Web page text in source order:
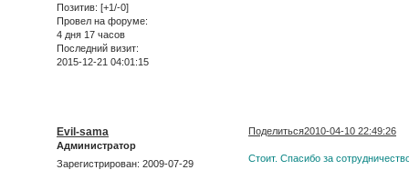
Позитив: [+1/-0]
Провел на форуме:
4 дня 17 часов
Последний визит:
2015-12-21 04:01:15
Поделиться2010-04-10 22:49:26
Evil-sama
Администратор
Зарегистрирован: 2009-07-29
Стоит. Спасибо за